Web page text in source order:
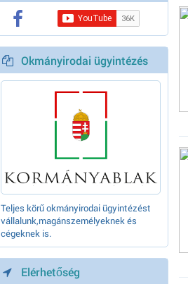
Okmányirodai ügyintézés
Teljes körű okmányirodai ügyintézést
vállalunk,magánszemélyeknek és
cégeknek is.
Elérhetőség